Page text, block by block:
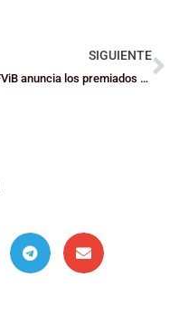
SIGUIENTE
La FViB anuncia los premiados de la XX Gala del Baloncesto Bizkaino